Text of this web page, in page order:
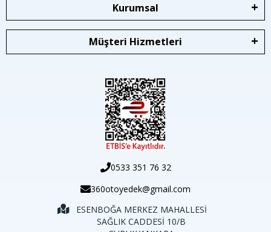
Kurumsal
Müşteri Hizmetleri
0533 351 76 32
360otoyedek@gmail.com
ESENBOĞA MERKEZ MAHALLESİ
SAĞLIK CADDESİ 10/B